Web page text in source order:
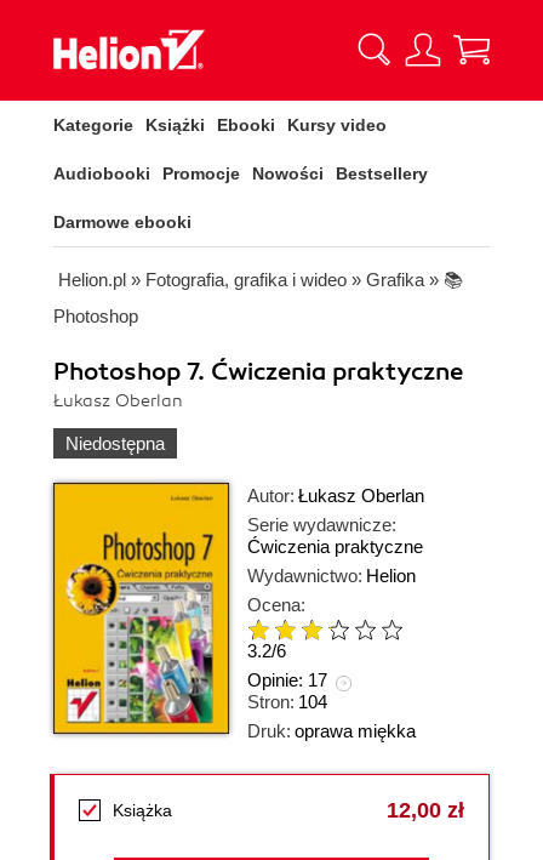
Kategorie Książki Ebooki Kursy video
Audiobooki Promocje Nowości Bestsellery
Darmowe ebooki
Helion.pl » Fotografia, grafika i wideo » Grafika » 📚
Photoshop
Photoshop 7. Ćwiczenia praktyczne
Łukasz Oberlan
Niedostępna
Autor: Łukasz Oberlan
Serie wydawnicze:
Ćwiczenia praktyczne
Wydawnictwo: Helion
Ocena:
3.2/6
Opinie: 17
Stron: 104
Druk: oprawa miękka
Książka 12,00 zł